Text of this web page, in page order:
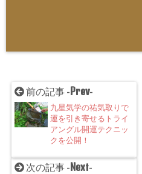
前の記事 - Prev-
九星気学の祐気取りで
運を引き寄せるトライ
アングル開運テクニッ
クを公開！
次の記事 - Next-